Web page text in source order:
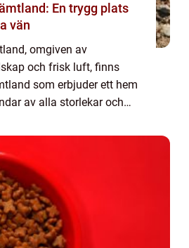
En trygg plats
vän
omgiven av
och frisk luft, finns
som erbjuder ett hem
av alla storlekar och